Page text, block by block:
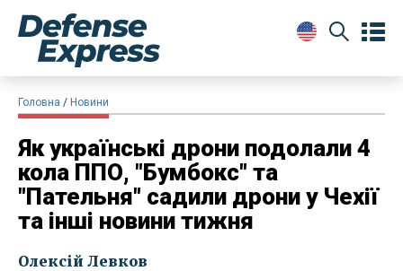
Головна Новини
Як українські дрони подолали 4
кола ППО, "Бумбокс" та
"Пательня" садили дрони у Чехії
та інші новини тижня
Олексій Левков